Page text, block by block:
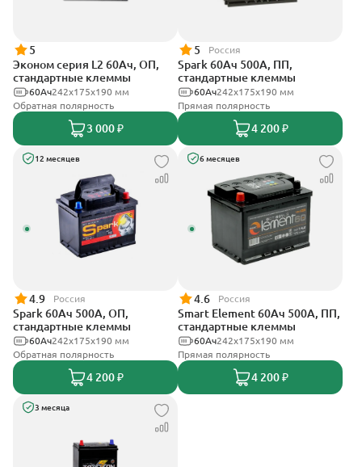
5
Эконом серия L2 60Ач, ОП,
стандартные клеммы
242х175х190 мм
60Ач
Обратная полярность
3 000 ₽
5 Россия
Spark 60Ач 500А, ПП,
стандартные клеммы
242х175х190 мм
60Ач
Прямая полярность
4 200 ₽
12 месяцев
4.9 Россия
Spark 60Ач 500А, ОП,
стандартные клеммы
242х175х190 мм
60Ач
Обратная полярность
4 200 ₽
6 месяцев
4.6 Россия
Smart Element 60Ач 500А, ПП,
стандартные клеммы
242х175х190 мм
60Ач
Прямая полярность
4 200 ₽
3 месяца